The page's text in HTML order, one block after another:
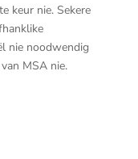
keur nie. Sekere
nie noodwendig
MSA nie.